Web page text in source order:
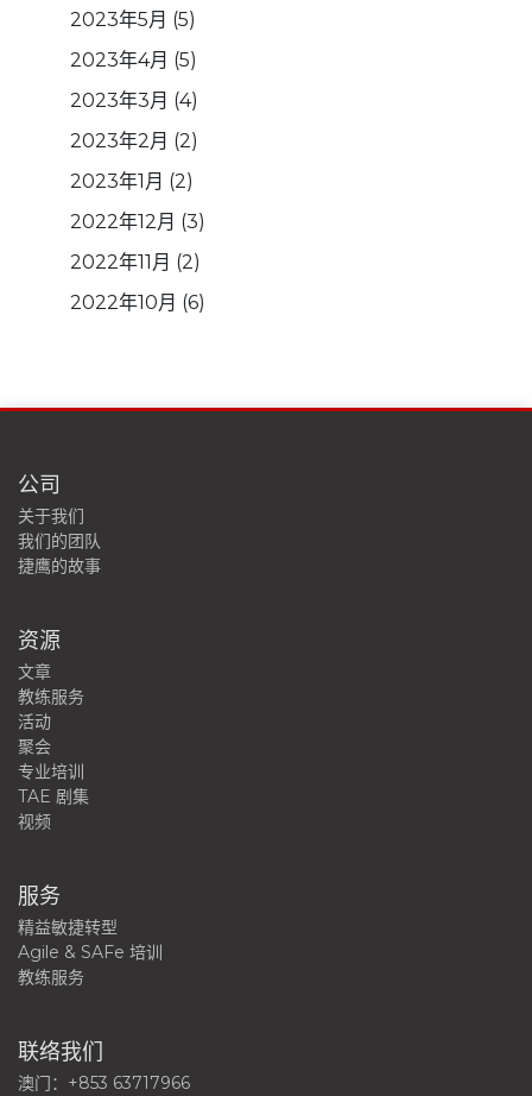
2023年5月 (5)
2023年4月 (5)
2023年3月 (4)
2023年2月 (2)
2023年1月 (2)
2022年12月 (3)
2022年11月 (2)
2022年10月 (6)
公司
关于我们
我们的团队
捷鹰的故事
资源
文章
教练服务
活动
聚会
专业培训
TAE 剧集
视频
服务
精益敏捷转型
Agile & SAFe 培训
教练服务
联络我们
澳门：+853 63717966